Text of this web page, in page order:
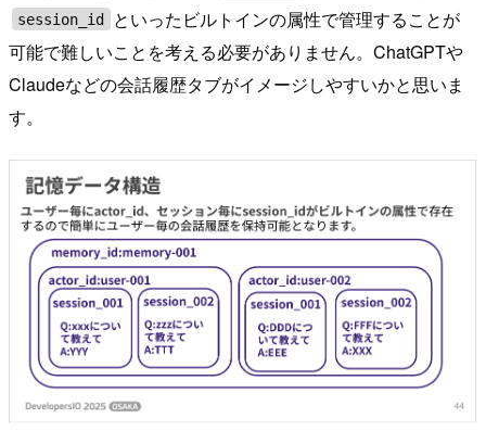
session_id
といったビルトインの属性で管理することが
可能で難しいことを考える必要がありません。ChatGPTや
Claudeなどの会話履歴タブがイメージしやすいかと思いま
す。